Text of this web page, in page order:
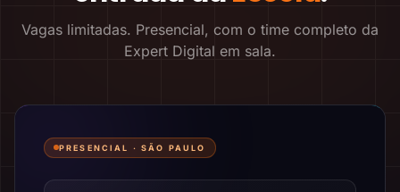
Vagas limitadas. Presencial, com o time completo da
Expert Digital em sala.
PRESENCIAL ·SÃO PAULO